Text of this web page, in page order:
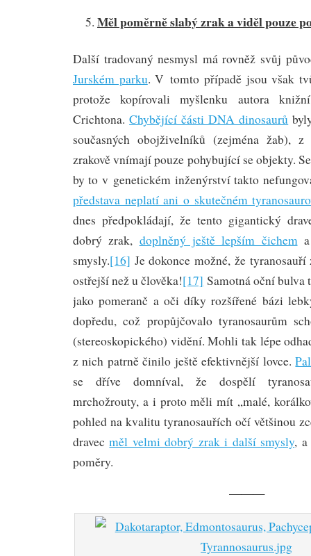
Měl poměrně slabý zrak a viděl pouze
Další tradovaný nesmysl má rovněž svůj
Jurském parku. V tomto případě jsou však
protože kopírovali myšlenku autora
Crichtona.Chybějící části DNA dinosaurů
současných obojživelníků (zejména žab),
zrakově vnímají pouze pohybující se objekty.
by to v genetickém inženýrství takto
představa neplatí ani o skutečném
dnes předpokládají, že tento gigantický
dobrý zrak, doplněný ještě lepším čichem
smysly.[16] Je dokonce možné, že
ostřejší než u člověka![17] Samotná oční bulva
jako pomeranč a oči díky rozšířené bázi
dopředu, což propůjčovalo tyranosaurům
(stereoskopického) vidění. Mohli tak lépe
z nich patrně činilo ještě efektivnější lovce.
se dříve domníval, že dospělí
mrchožrouty, a i proto měli mít „malé,
pohled na kvalitu tyranosauřích očí většinou
dravecměl velmi dobrý zrak i další smysly, a
poměry.
———